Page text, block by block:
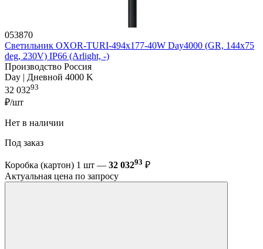
053870
Светильник OXOR-TURI-494х177-40W Day4000 (GR, 144x75
deg, 230V) IP66 (Arlight, -)
Производство Россия
Day | Дневной 4000 K
32 03293
₽/шт
Нет в наличии
Под заказ
Коробка (картон) 1 шт — 32 03293 ₽
Актуальная цена по запросу